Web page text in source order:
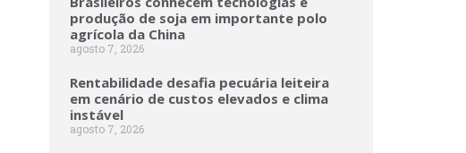
produção de soja em importante polo
agrícola da China
agosto 7, 2026
Rentabilidade desafia pecuária leiteira
em cenário de custos elevados e clima
instável
agosto 7, 2026